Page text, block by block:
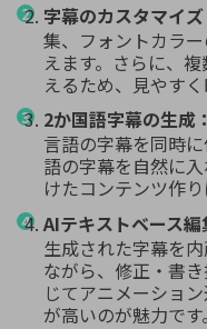
字幕のカスタマイズ
集、フォントカラ
えます。さらに、
えるため、見やす
2か国語字幕の生成：
言語の字幕を同時
語の字幕を自然に
けたコンテンツ作り
AIテキストベース編
生成された字幕を
ながら、修正・書
じてアニメーショ
が高いのが魅力です。